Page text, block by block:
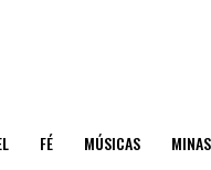
FÉ MÚSICAS